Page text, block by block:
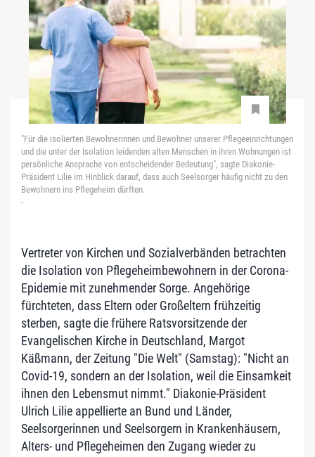
"Für die isolierten Bewohnerinnen und Bewohner unserer Pflegeeinrichtungen
und die unter der Isolation leidenden alten Menschen in ihren Wohnungen ist
persönliche Ansprache von entscheidender Bedeutung", sagte Diakonie-
Präsident Lilie im Hinblick darauf, dass auch Seelsorger häufig nicht zu den
Bewohnern ins Pflegeheim dürften.
-
Vertreter von Kirchen und Sozialverbänden betrachten
die Isolation von Pflegeheimbewohnern in der Corona-
Epidemie mit zunehmender Sorge. Angehörige
fürchteten, dass Eltern oder Großeltern frühzeitig
sterben, sagte die frühere Ratsvorsitzende der
Evangelischen Kirche in Deutschland, Margot
Käßmann, der Zeitung "Die Welt" (Samstag): "Nicht an
Covid-19, sondern an der Isolation, weil die Einsamkeit
ihnen den Lebensmut nimmt." Diakonie-Präsident
Ulrich Lilie appellierte an Bund und Länder,
Seelsorgerinnen und Seelsorgern in Krankenhäusern,
Alters- und Pflegeheimen den Zugang wieder zu